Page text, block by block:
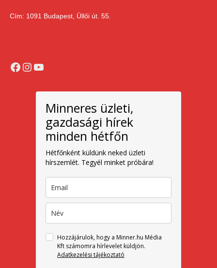
Cím: 1091 Budapest, Üllői út. 55.
Facebook
Instagram
YouTube
Minneres üzleti,
gazdasági hírek
minden hétfőn
Hétfőnként küldünk neked üzleti
hírszemlét. Tegyél minket próbára!
Hozzájárulok, hogy a Minner.hu Média
Kft számomra hírlevelet küldjön.
Adatkezelési tájékoztató